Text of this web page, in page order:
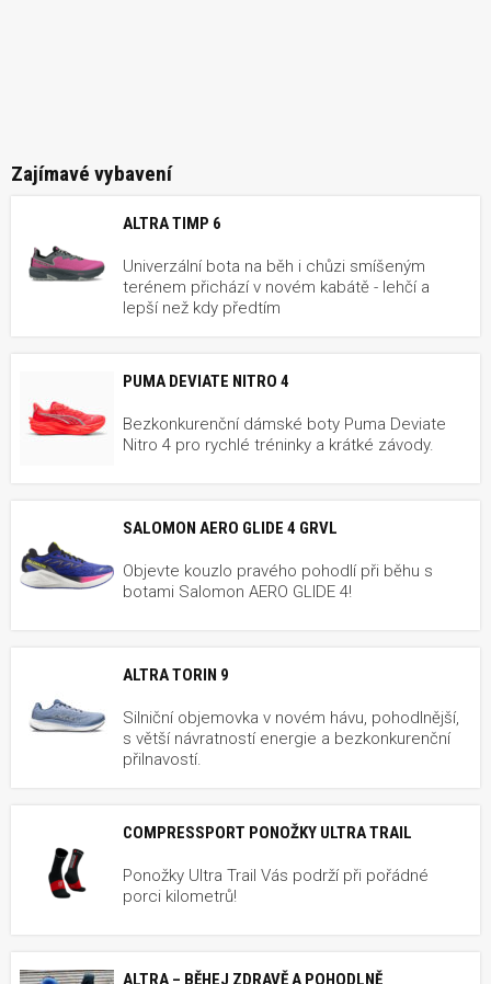
Zajímavé vybavení
ALTRA TIMP 6
Univerzální bota na běh i chůzi smíšeným
terénem přichází v novém kabátě - lehčí a
lepší než kdy předtím
PUMA DEVIATE NITRO 4
Bezkonkurenční dámské boty Puma Deviate
Nitro 4 pro rychlé tréninky a krátké závody.
SALOMON AERO GLIDE 4 GRVL
Objevte kouzlo pravého pohodlí při běhu s
botami Salomon AERO GLIDE 4!
ALTRA TORIN 9
Silniční objemovka v novém hávu, pohodlnější,
s větší návratností energie a bezkonkurenční
přilnavostí.
COMPRESSPORT PONOŽKY ULTRA TRAIL
Ponožky Ultra Trail Vás podrží při pořádné
porci kilometrů!
ALTRA – BĚHEJ ZDRAVĚ A POHODLNĚ